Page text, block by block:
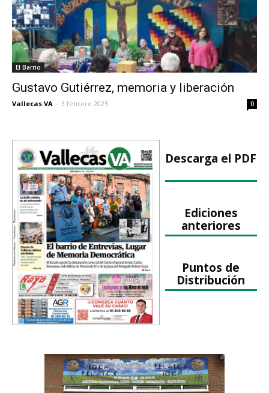
El Barrio
Gustavo Gutiérrez, memoria y liberación
Vallecas VA - 3 febrero 2025 0
Descarga el PDF
Ediciones
anteriores
Puntos de
Distribución